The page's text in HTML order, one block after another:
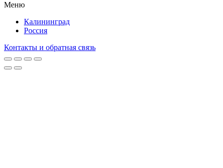
Меню
Калининград
Россия
Контакты и обратная связь